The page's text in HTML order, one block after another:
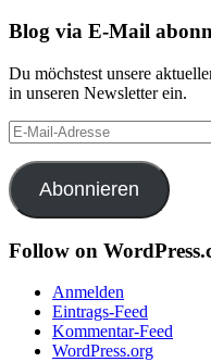
Blog via E-Mail
Du möchstest unsere
in unseren Newsletter ein.
E-
Mail-
Adresse
Abonnieren
Follow on
Anmelden
Eintrags-Feed
Kommentar-Feed
WordPress.org